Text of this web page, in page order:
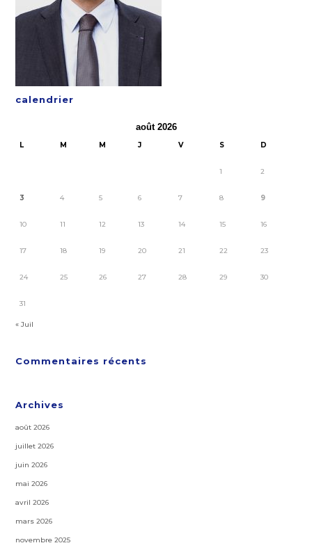
calendrier
août 2026
L M M J V S D
1 2
3 4 5 6 7 8 9
10 11 12 13 14 15 16
17 18 19 20 21 22 23
24 25 26 27 28 29 30
31
« Juil
Commentaires récents
Archives
août 2026
juillet 2026
juin 2026
mai 2026
avril 2026
mars 2026
novembre 2025